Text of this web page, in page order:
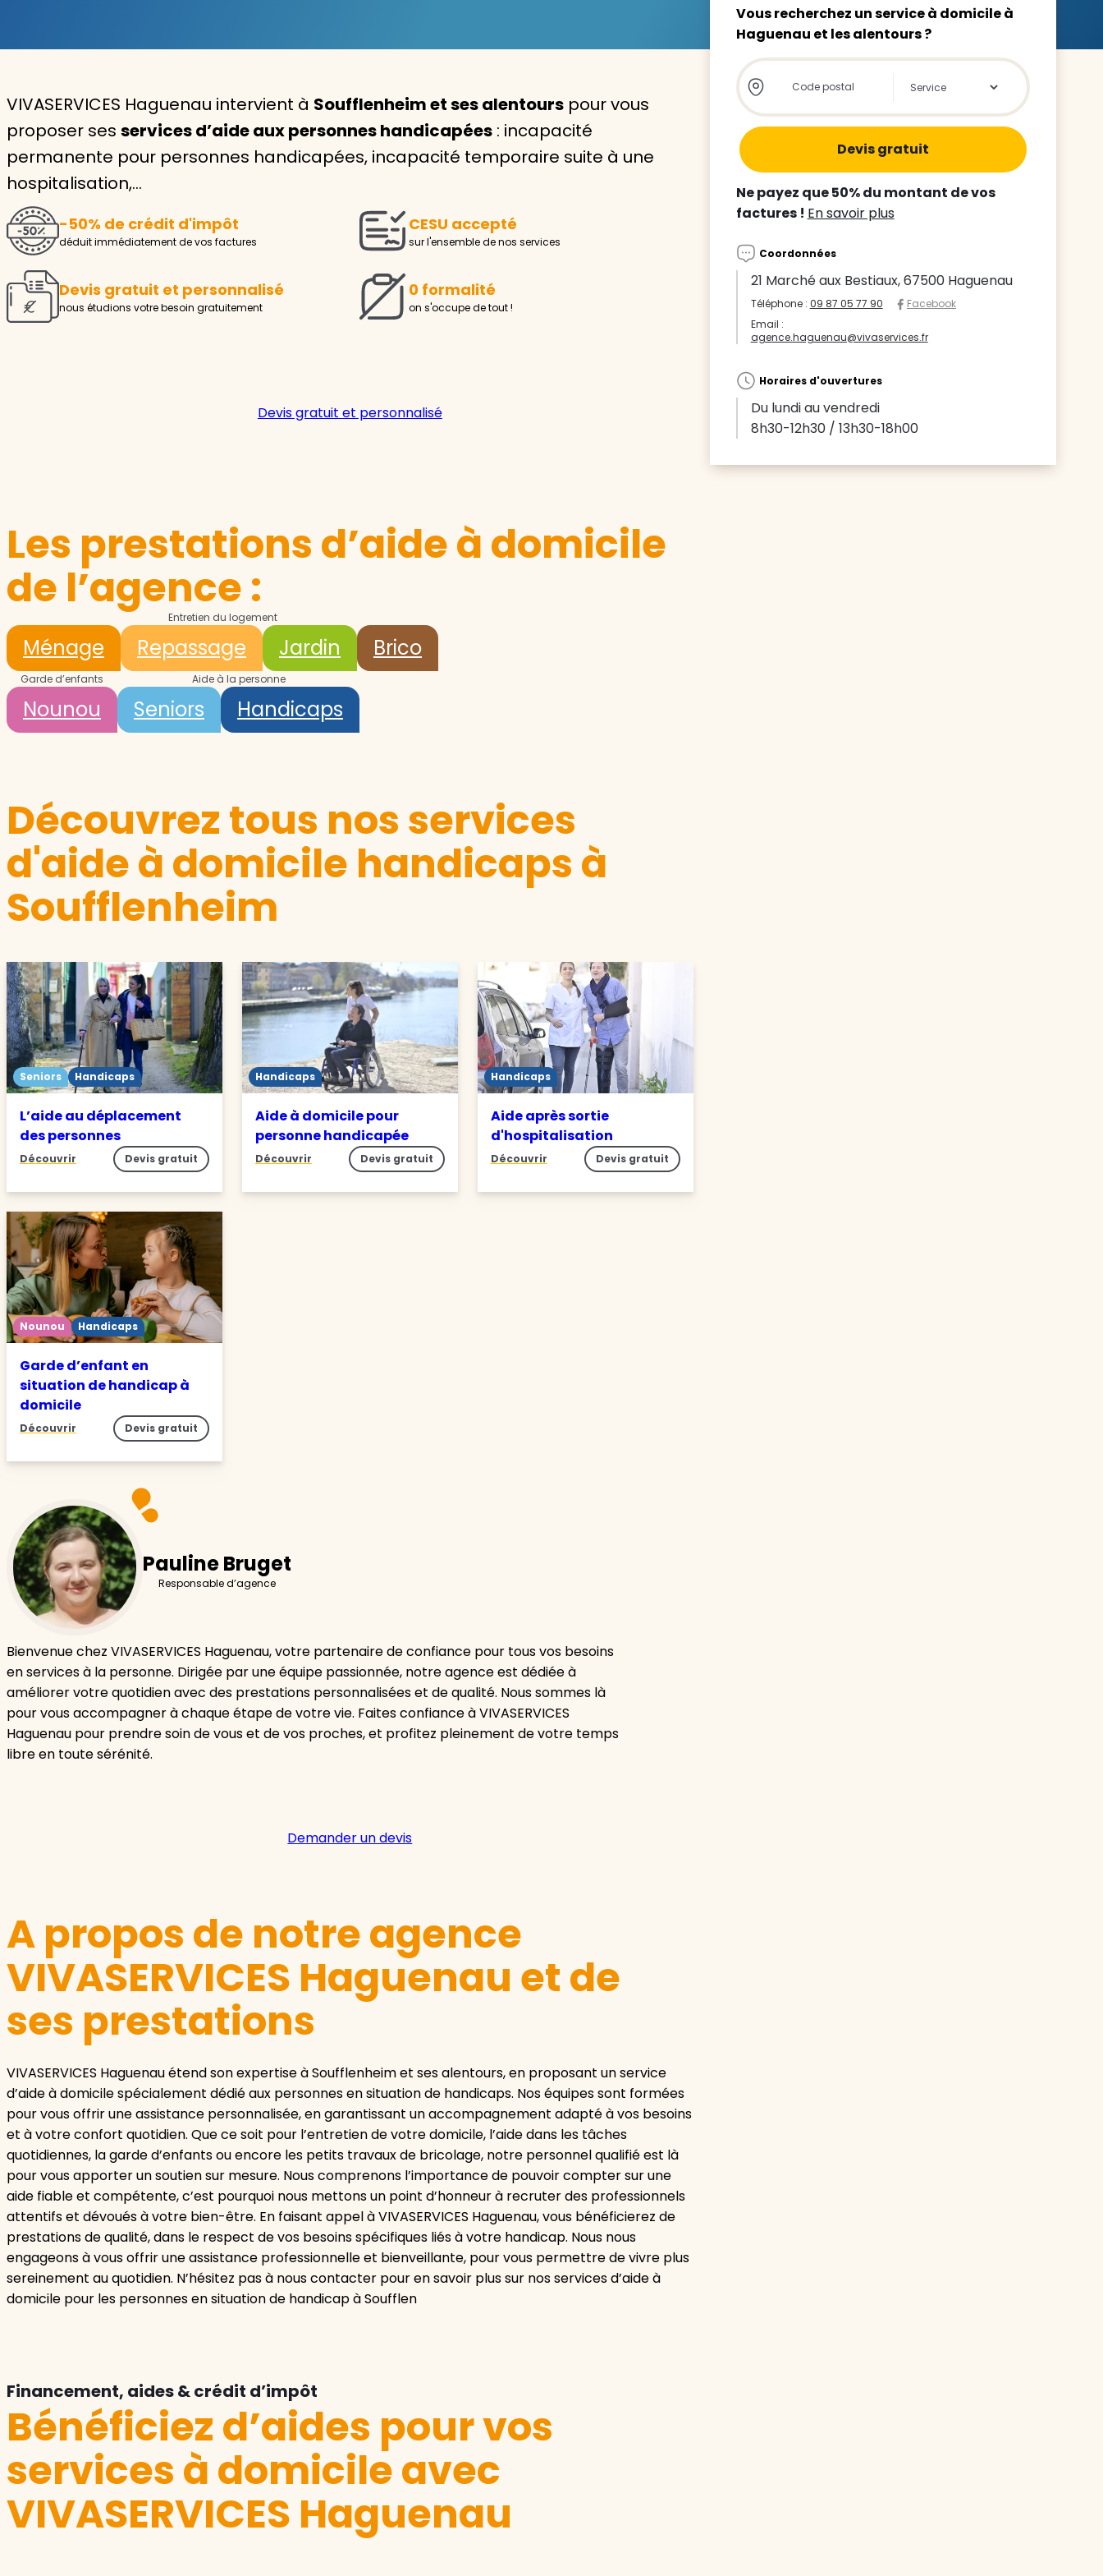
Aide à la personne
Seniors
Handicaps
Voir tous les services
Avec VIVASERVICES, trouvez le
service à domicile qui vous
Pour l’entretien de votre logement, la garde de votre enfant
ou l’accompagnement d’un parent, nos intervenants à
domicile sont là pour vous épauler.
Trouver mon agence
VIVASERVICES Haguenau intervient à Soufflenheim et ses alentours pour vous
proposer ses services d’aide aux personnes handicapées : incapacité
permanente pour personnes handicapées, incapacité temporaire suite à une
hospitalisation,…
-50% de crédit d'impôt
déduit immédiatement de vos factures
CESU accepté
sur l'ensemble de nos services
Devis gratuit et personnalisé
nous étudions votre besoin gratuitement
0 formalité
on s'occupe de tout !
Devis gratuit et personnalisé
Les prestations d’aide à domicile
de l’agence :
Entretien du logement
Ménage Repassage Jardin Brico
Garde d’enfants
Nounou
Aide à la personne
Seniors Handicaps
Découvrez tous nos services
d'aide à domicile handicaps à
Soufflenheim
Seniors Handicaps
L’aide au déplacement
des personnes
Découvrir Devis gratuit
Handicaps
Aide à domicile pour
personne handicapée
Découvrir Devis gratuit
Handicaps
Aide après sortie
d'hospitalisation
Découvrir Devis gratuit
Nounou Handicaps
Garde d’enfant en
situation de handicap à
domicile
Découvrir Devis gratuit
Pauline Bruget
Responsable d’agence
Bienvenue chez VIVASERVICES Haguenau, votre partenaire de confiance pour tous vos besoins
en services à la personne. Dirigée par une équipe passionnée, notre agence est dédiée à
améliorer votre quotidien avec des prestations personnalisées et de qualité. Nous sommes là
pour vous accompagner à chaque étape de votre vie. Faites confiance à VIVASERVICES
Haguenau pour prendre soin de vous et de vos proches, et profitez pleinement de votre temps
libre en toute sérénité.
Demander un devis
A propos de notre agence
VIVASERVICES Haguenau et de
ses prestations
VIVASERVICES Haguenau étend son expertise à Soufflenheim et ses alentours, en proposant un service
d’aide à domicile spécialement dédié aux personnes en situation de handicaps. Nos équipes sont formées
pour vous offrir une assistance personnalisée, en garantissant un accompagnement adapté à vos besoins
et à votre confort quotidien. Que ce soit pour l’entretien de votre domicile, l’aide dans les tâches
quotidiennes, la garde d’enfants ou encore les petits travaux de bricolage, notre personnel qualifié est là
pour vous apporter un soutien sur mesure. Nous comprenons l’importance de pouvoir compter sur une
aide fiable et compétente, c’est pourquoi nous mettons un point d’honneur à recruter des professionnels
attentifs et dévoués à votre bien-être. En faisant appel à VIVASERVICES Haguenau, vous bénéficierez de
prestations de qualité, dans le respect de vos besoins spécifiques liés à votre handicap. Nous nous
engageons à vous offrir une assistance professionnelle et bienveillante, pour vous permettre de vivre plus
sereinement au quotidien. N’hésitez pas à nous contacter pour en savoir plus sur nos services d’aide à
domicile pour les personnes en situation de handicap à Soufflen
Financement, aides & crédit d’impôt
Bénéficiez d’aides pour vos
services à domicile avec
VIVASERVICES Haguenau
Vous recherchez un service à domicile à
Haguenau et les alentours ?
Store locator global - Autocompletion
Rechercher
Ne payez que 50% du montant de vos
factures ! En savoir plus
Coordonnées
21 Marché aux Bestiaux, 67500 Haguenau
Téléphone : 09 87 05 77 90
Facebook
Email :
agence.haguenau@vivaservices.fr
Horaires d'ouvertures
Du lundi au vendredi
8h30-12h30 / 13h30-18h00